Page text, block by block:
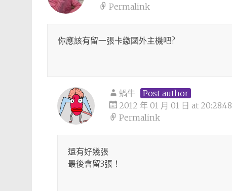
Permalink
你應該有留一張卡繳國外主機吧?
蝸牛
Post author
2012 年 01 月 01 日 at 20:28:48
Permalink
還有好幾張
最後會留3張！